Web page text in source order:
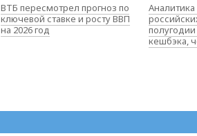
ВТБ пересмотрел прогноз по
ключевой ставке и росту ВВП
на 2026 год
кешбэка,